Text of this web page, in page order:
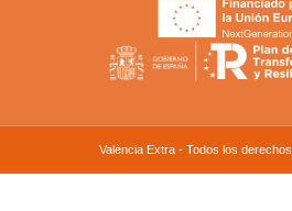
València Extra - Todos los